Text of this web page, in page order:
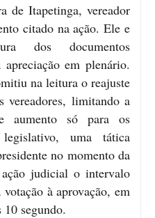
de Itapetinga, vereador
citado na ação. Ele e
dos documentos
em plenário.
na leitura o reajuste
vereadores, limitando a
aumento só para os
uma tática
no momento da
judicial o intervalo
à aprovação, em
10 segundo.